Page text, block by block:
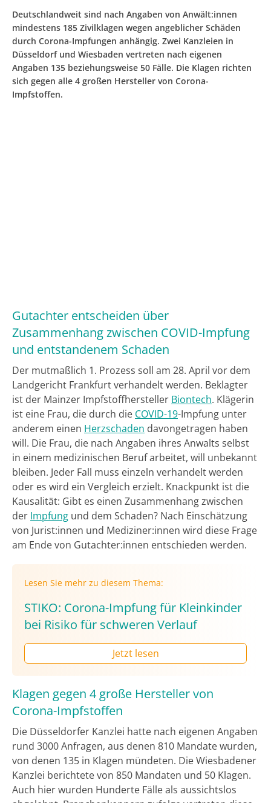
Deutschlandweit sind nach Angaben von Anwält:innen
mindestens 185 Zivilklagen wegen angeblicher Schäden
durch Corona-Impfungen anhängig. Zwei Kanzleien in
Düsseldorf und Wiesbaden vertreten nach eigenen
Angaben 135 beziehungsweise 50 Fälle. Die Klagen richten
sich gegen alle 4 großen Hersteller von Corona-
Impfstoffen.
Gutachter entscheiden über
Zusammenhang zwischen COVID-Impfung
und entstandenem Schaden
Der mutmaßlich 1. Prozess soll am 28. April vor dem
Landgericht Frankfurt verhandelt werden. Beklagter
ist der Mainzer Impfstoffhersteller Biontech. Klägerin
ist eine Frau, die durch die COVID-19-Impfung unter
anderem einen Herzschaden davongetragen haben
will. Die Frau, die nach Angaben ihres Anwalts selbst
in einem medizinischen Beruf arbeitet, will unbekannt
bleiben. Jeder Fall muss einzeln verhandelt werden
oder es wird ein Vergleich erzielt. Knackpunkt ist die
Kausalität: Gibt es einen Zusammenhang zwischen
der Impfung und dem Schaden? Nach Einschätzung
von Jurist:innen und Mediziner:innen wird diese Frage
am Ende von Gutachter:innen entschieden werden.
Lesen Sie mehr zu diesem Thema:
STIKO: Corona-Impfung für Kleinkinder
bei Risiko für schweren Verlauf
Jetzt lesen
Klagen gegen 4 große Hersteller von
Corona-Impfstoffen
Die Düsseldorfer Kanzlei hatte nach eigenen Angaben
rund 3000 Anfragen, aus denen 810 Mandate wurden,
von denen 135 in Klagen mündeten. Die Wiesbadener
Kanzlei berichtete von 850 Mandaten und 50 Klagen.
Auch hier wurden Hunderte Fälle als aussichtslos